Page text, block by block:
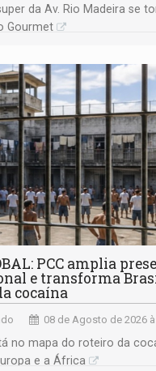
da Av. Rio Madeira se
Gourmet
PCC amplia
e transforma
cocaína
08 de Agosto de 2026
no mapa do roteiro da
e a África